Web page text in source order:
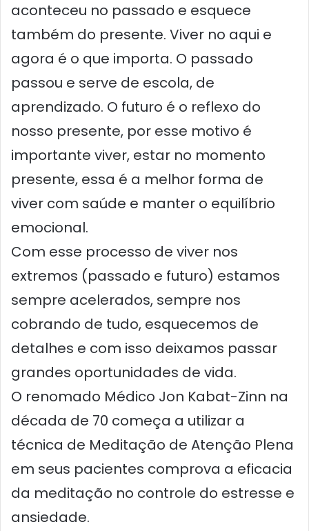
aconteceu no passado e esquece
também do presente. Viver no aqui e
agora é o que importa. O passado
passou e serve de escola, de
aprendizado. O futuro é o reflexo do
nosso presente, por esse motivo é
importante viver, estar no momento
presente, essa é a melhor forma de
viver com saúde e manter o equilíbrio
emocional.
Com esse processo de viver nos
extremos (passado e futuro) estamos
sempre acelerados, sempre nos
cobrando de tudo, esquecemos de
detalhes e com isso deixamos passar
grandes oportunidades de vida.
O renomado Médico Jon Kabat-Zinn na
década de 70 começa a utilizar a
técnica de Meditação de Atenção Plena
em seus pacientes comprova a eficacia
da meditação no controle do estresse e
ansiedade.